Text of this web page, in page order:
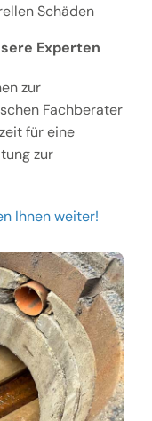
Schäden
Experten
zur
Fachberater
für eine
zur
Ihnen weiter!